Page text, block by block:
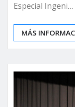
Especial Ingeni…
MÁS